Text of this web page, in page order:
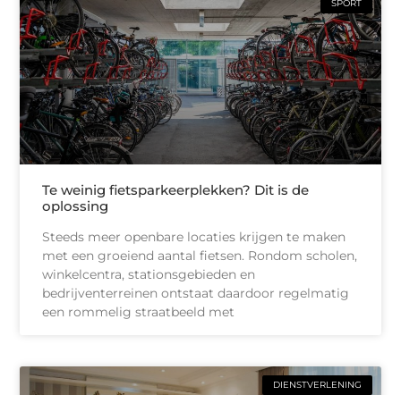
SPORT
Te weinig fietsparkeerplekken? Dit is de
oplossing
Steeds meer openbare locaties krijgen te maken
met een groeiend aantal fietsen. Rondom scholen,
winkelcentra, stationsgebieden en
bedrijventerreinen ontstaat daardoor regelmatig
een rommelig straatbeeld met
DIENSTVERLENING